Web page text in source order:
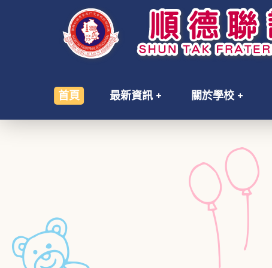
首頁 最新資訊 關於學校